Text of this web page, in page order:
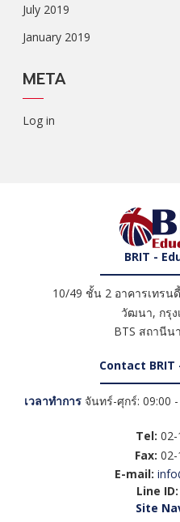
July 2019
January 2019
META
Log in
BRIT -
10/49 ชั้น 2 อาคารเทรน
วัฒนา, กรุ
BTS สถานีน
Contact BRIT
เวลาทำการ จันทร์-ศุกร์: 09:00
Tel: 02-
Fax: 02-
E-mail:
Line ID:
Site